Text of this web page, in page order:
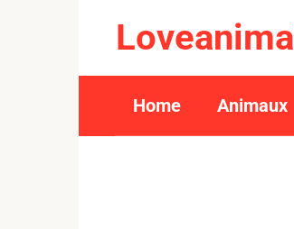
Loveanimal
Home Animaux